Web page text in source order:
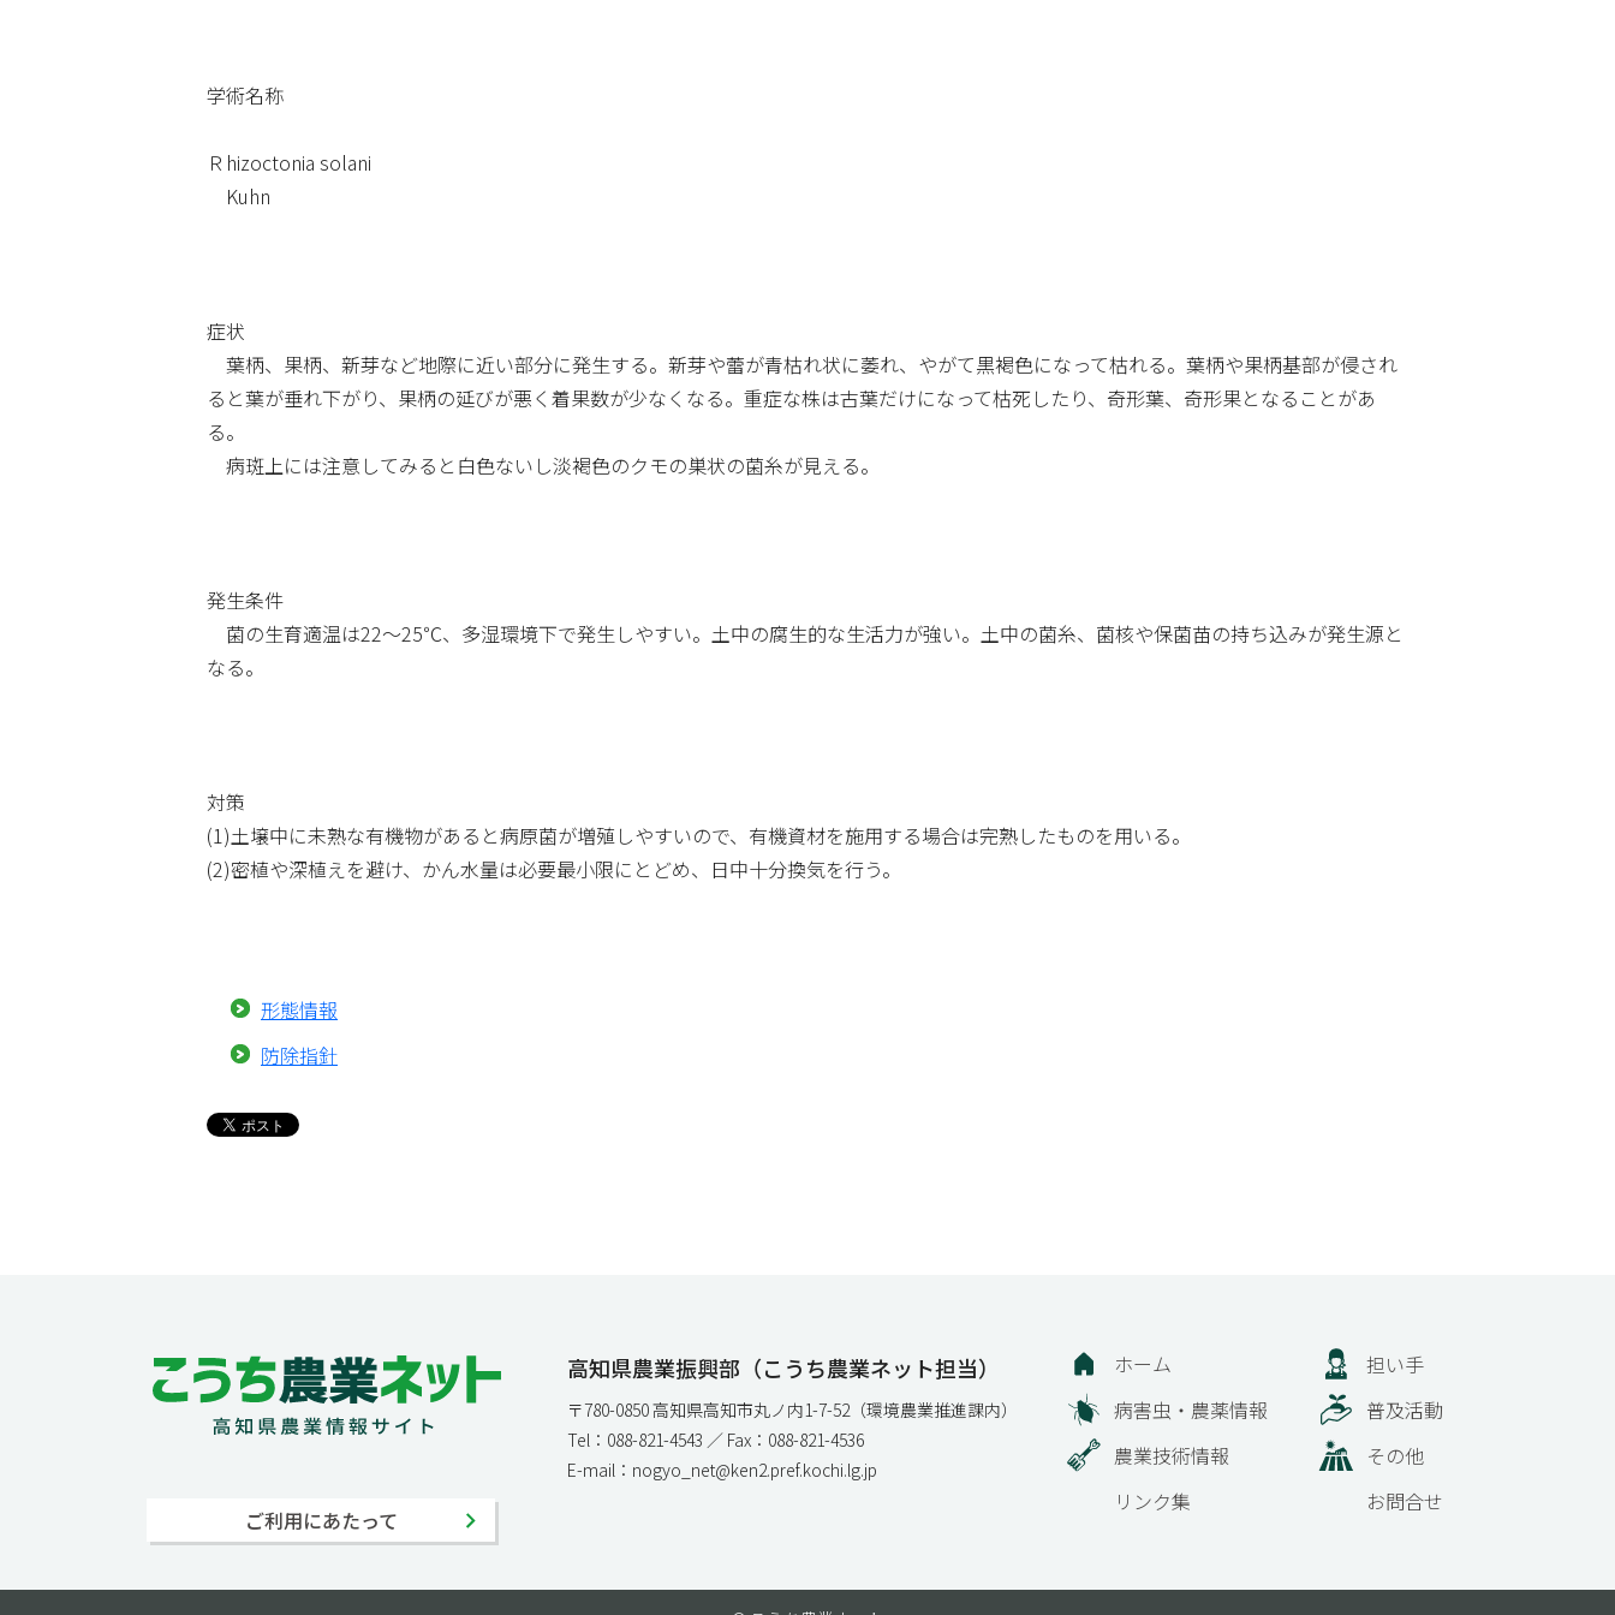
学術名称
Ｒhizoctonia solani
Kuhn
症状
葉柄、果柄、新芽など地際に近い部分に発生する。新芽や蕾が青枯れ状に萎れ、やがて黒褐色になって枯れる。葉柄や果柄基部が侵され
ると葉が垂れ下がり、果柄の延びが悪く着果数が少なくなる。重症な株は古葉だけになって枯死したり、奇形葉、奇形果となることがあ
る。
病斑上には注意してみると白色ないし淡褐色のクモの巣状の菌糸が見える。
発生条件
菌の生育適温は22～25℃、多湿環境下で発生しやすい。土中の腐生的な生活力が強い。土中の菌糸、菌核や保菌苗の持ち込みが発生源と
なる。
対策
(1)土壌中に未熟な有機物があると病原菌が増殖しやすいので、有機資材を施用する場合は完熟したものを用いる。
(2)密植や深植えを避け、かん水量は必要最小限にとどめ、日中十分換気を行う。
形態情報
防除指針
高知県農業振興部（こうち農業ネット担当）
〒780-0850 高知県高知市丸ノ内1-7-52（環境農業推進課内）
Tel：088-821-4543 ／ Fax：088-821-4536
E-mail：nogyo_net@ken2.pref.kochi.lg.jp
ホーム
担い手
病害虫・農薬情報
普及活動
農業技術情報
その他
リンク集
お問合せ
ご利用にあたって